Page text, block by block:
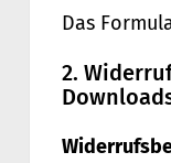
Das
2.